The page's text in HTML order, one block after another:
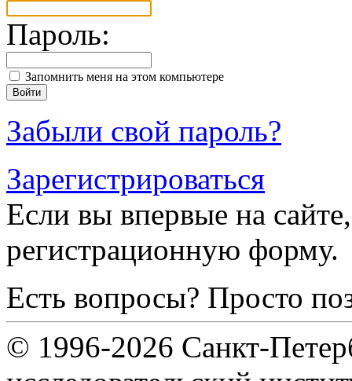
Пароль:
Запомнить меня на этом компьютере
Забыли свой пароль?
Зарегистрироваться
Если вы впервые на
регистрационную форму.
Есть вопросы? Просто
© 1996-2026 Санкт-